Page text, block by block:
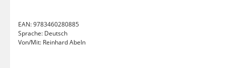
EAN:9783460280885
Sprache: Deutsch
Von/Mit: Reinhard Abeln